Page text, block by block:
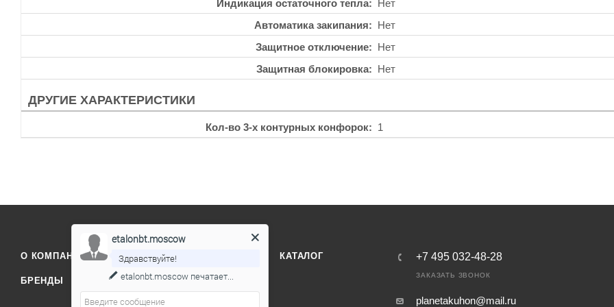
Индикация остаточного тепла
Нет
Автоматика закипания
Нет
Защитное отключение
Нет
Защитная блокировка
Нет
ДРУГИЕ ХАРАКТЕРИСТИКИ
Кол-во 3-х контурных конфорок 1
О КОМПАНИИ ОТЗЫВЫ КАТАЛОГ
БРЕНДЫ
+7 495 032-48-28
ЗАКАЗАТЬ ЗВОНОК
planetakuhon@mail.ru
etalonbt.moscow
Здравствуйте!
etalonbt.moscow печатает...